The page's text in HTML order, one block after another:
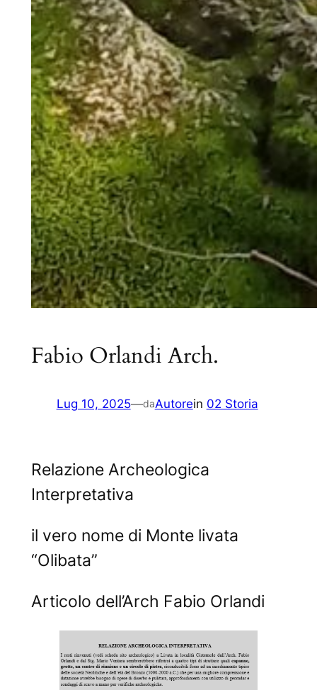
Fabio Orlandi Arch.
Lug 10, 2025—daAutorein 02 Storia
Relazione Archeologica
Interpretativa
il vero nome di Monte livata
“Olibata”
Articolo dell’Arch Fabio Orlandi